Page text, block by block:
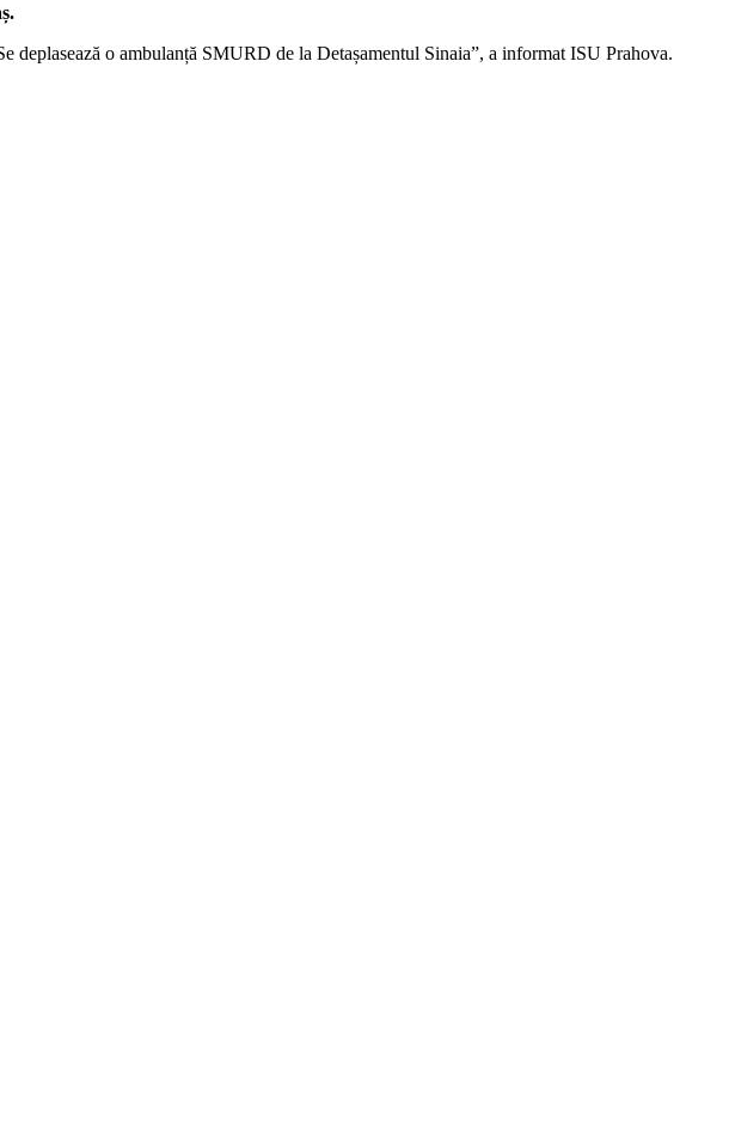
deplasează o ambulanță SMURD de la Detașamentul Sinaia”, a informat ISU Prahova.